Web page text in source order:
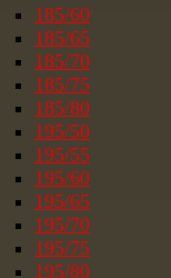
185/60
185/65
185/70
185/75
185/80
195/50
195/55
195/60
195/65
195/70
195/75
195/80